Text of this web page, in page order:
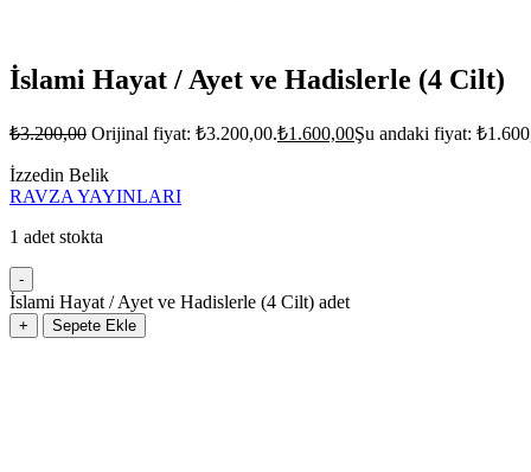
İslami Hayat / Ayet ve Hadislerle (4 Cilt)
₺3.200,00 Orijinal fiyat: ₺3.200,00.₺1.600,00Şu andaki fiyat:
İzzedin Belik
RAVZA YAYINLARI
1 adet stokta
-
İslami Hayat / Ayet ve Hadislerle (4 Cilt) adet
+ Sepete Ekle